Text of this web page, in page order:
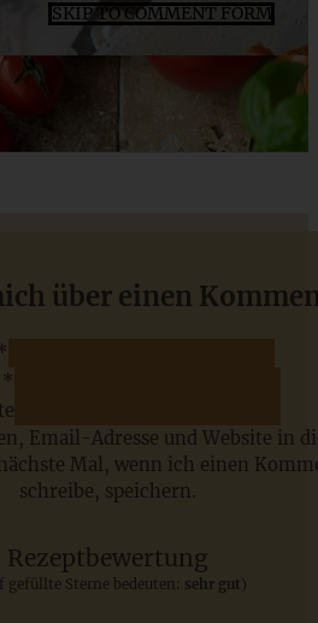
Marzipan-Kuchen
- meine 7 sommerlichen
SKIP TO COMMENT FORM
über einen
*
Email-Adresse und Website in
Mal, wenn ich einen
schreibe, speichern.
Rezeptbewertung
gefüllte Sterne bedeuten: sehr gut )